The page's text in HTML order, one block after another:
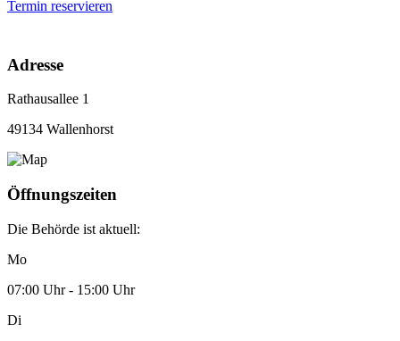
Termin reservieren
Adresse
Rathausallee 1
49134 Wallenhorst
Öffnungszeiten
Die Behörde ist aktuell:
Mo
07:00 Uhr - 15:00 Uhr
Di